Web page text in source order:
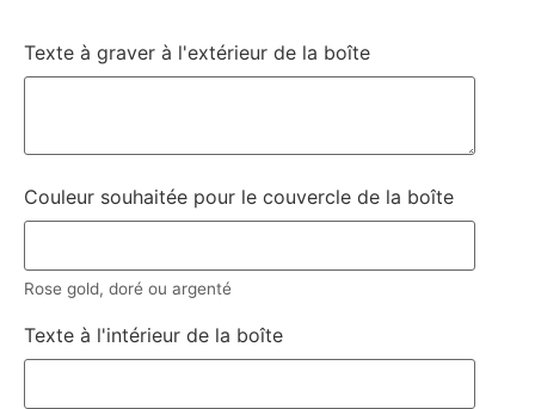
Texte à graver à l'extérieur de la boîte
Couleur souhaitée pour le couvercle de la boîte
Rose gold, doré ou argenté
Texte à l'intérieur de la boîte